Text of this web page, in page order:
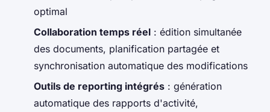
optimal
Collaboration temps réel : édition simultanée
des documents, planification partagée et
synchronisation automatique des modifications
Outils de reporting intégrés : génération
automatique des rapports d'activité,